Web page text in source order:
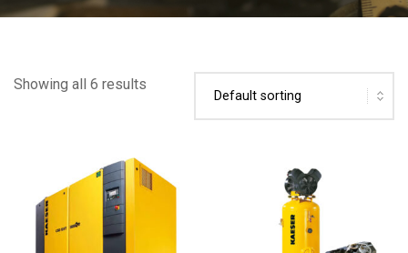
Showing all 6 results